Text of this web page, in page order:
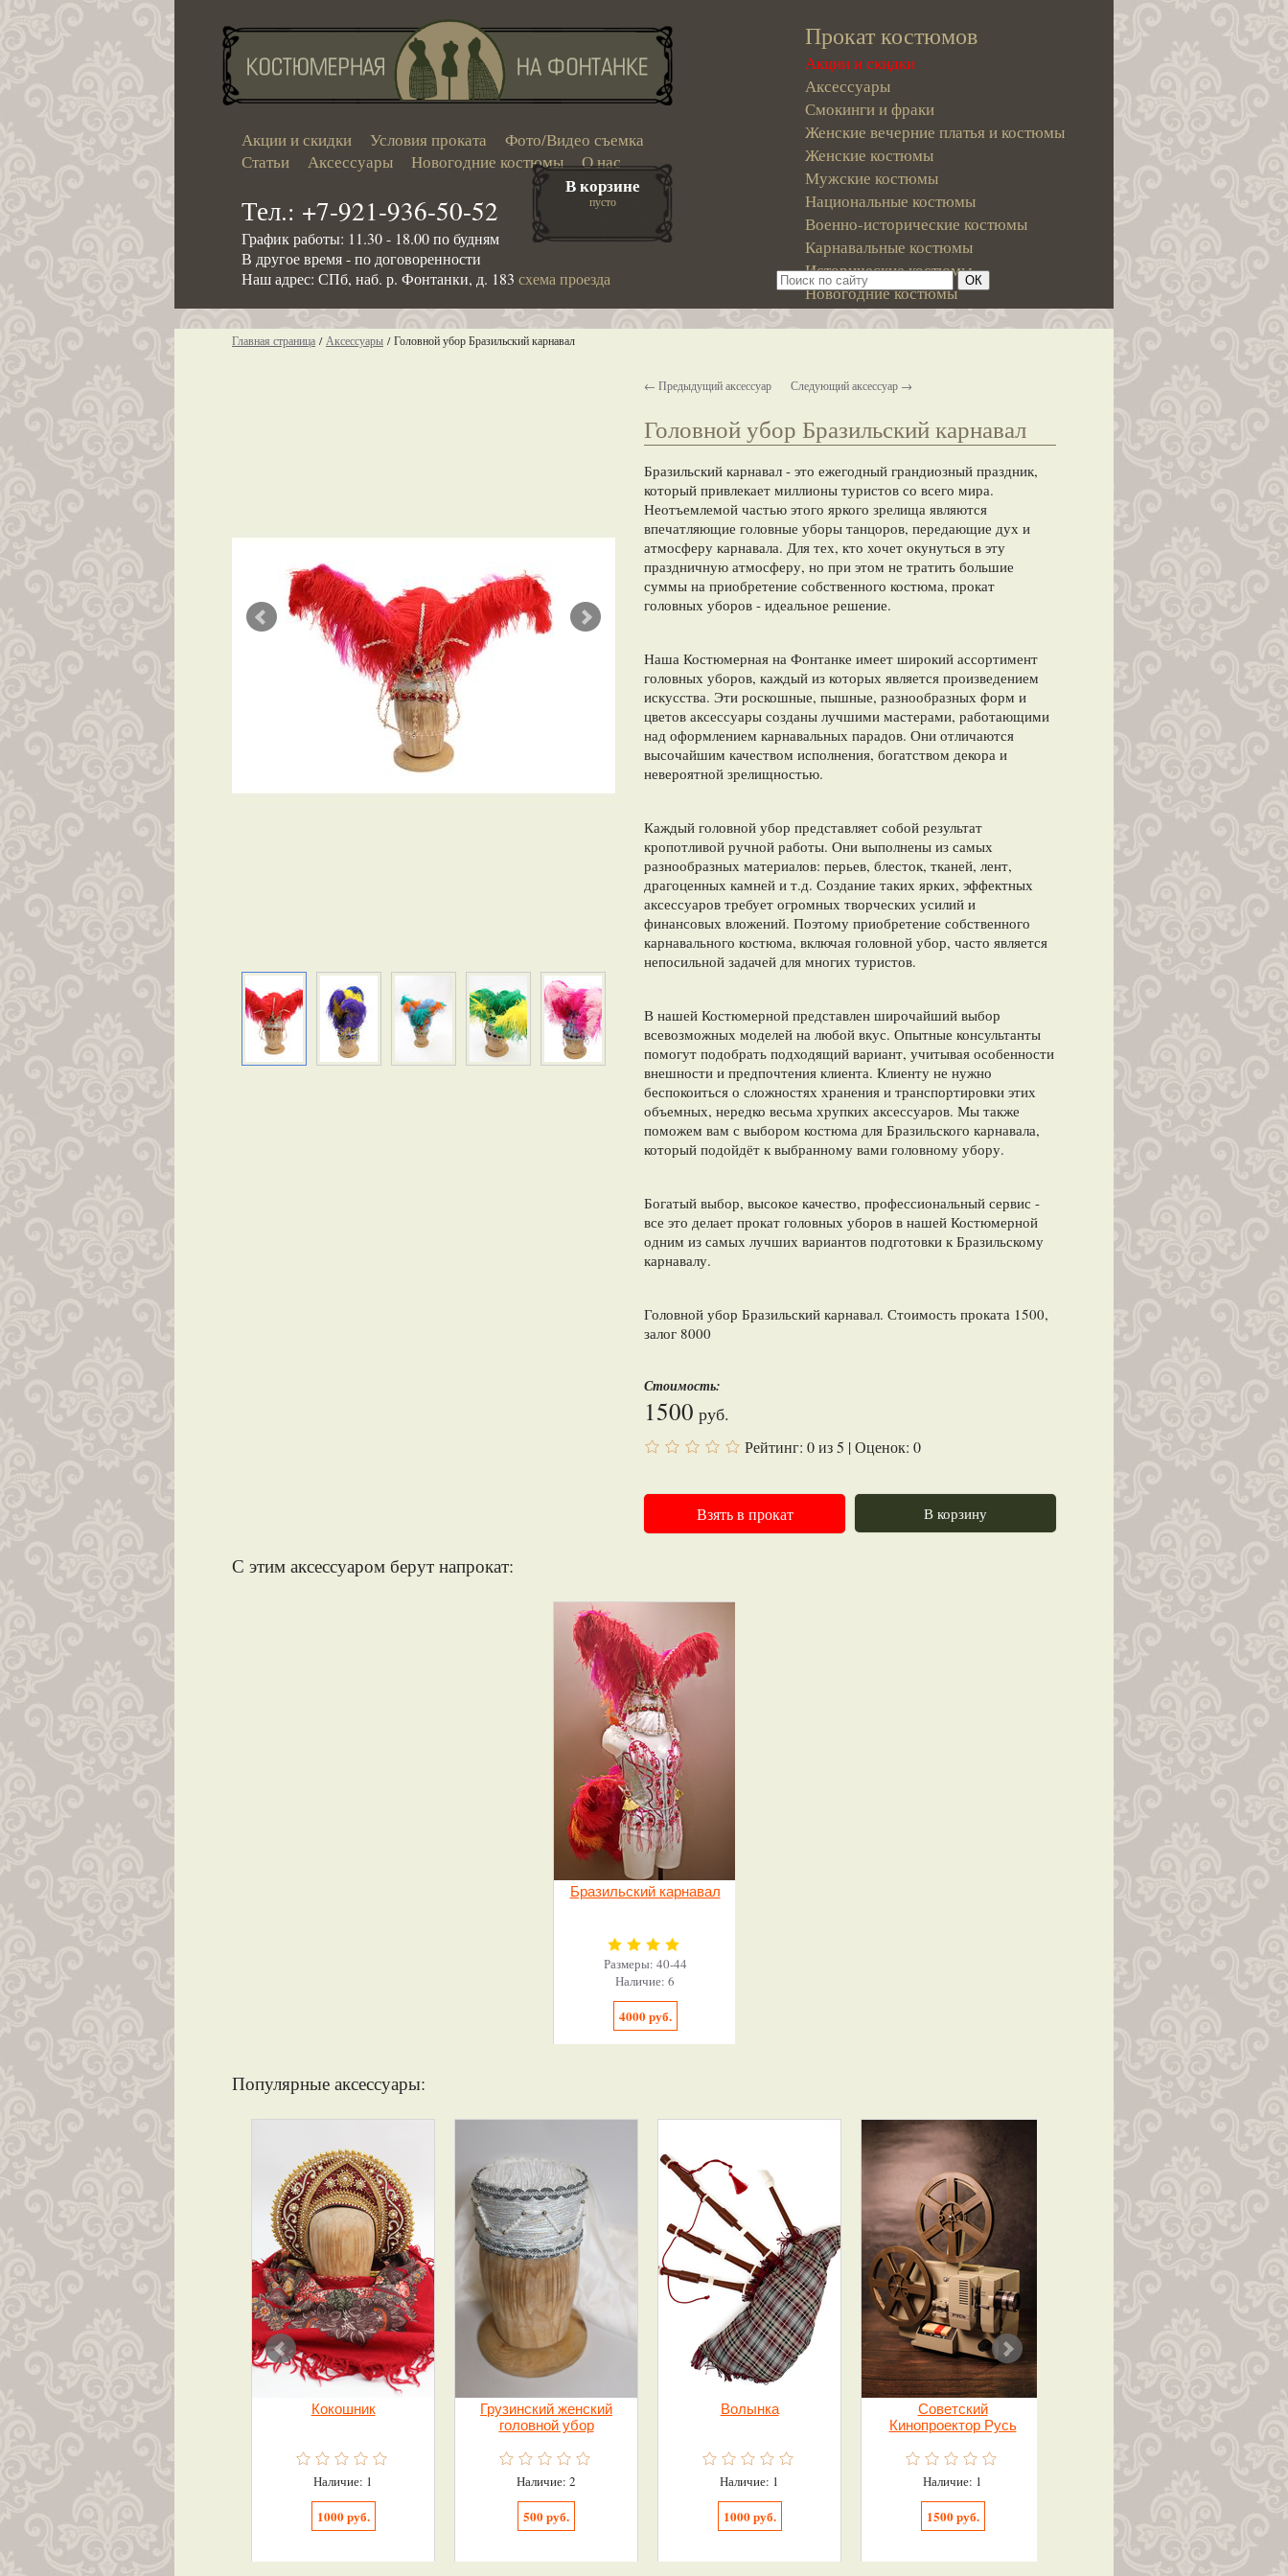
Акции и скидки Условия проката
Фото/Видео съемка
Статьи
Аксессуары Новогодние костюмы О нас
Тел.: +7-921-936-50-52
График работы: 11.30 - 18.00 по будням
В другое время - по договоренности
Наш адрес: СПб, наб. р. Фонтанки, д. 183 схема проезда
В корзине
пусто
Прокат костюмов
Акции и скидки
Аксессуары
Смокинги и фраки
Женские вечерние платья и костюмы
Женские костюмы
Мужские костюмы
Национальные костюмы
Военно-исторические костюмы
Карнавальные костюмы
Исторические костюмы
Новогодние костюмы
Главная страница / Аксессуары / Головной убор Бразильский карнавал
← Предыдущий аксессуар Следующий аксессуар →
Головной убор Бразильский карнавал
Бразильский карнавал - это ежегодный грандиозный праздник,
который привлекает миллионы туристов со всего мира.
Неотъемлемой частью этого яркого зрелища являются
впечатляющие головные уборы танцоров, передающие дух и
атмосферу карнавала. Для тех, кто хочет окунуться в эту
праздничную атмосферу, но при этом не тратить большие
суммы на приобретение собственного костюма, прокат
головных уборов - идеальное решение.
Наша Костюмерная на Фонтанке имеет широкий ассортимент
головных уборов, каждый из которых является произведением
искусства. Эти роскошные, пышные, разнообразных форм и
цветов аксессуары созданы лучшими мастерами, работающими
над оформлением карнавальных парадов. Они отличаются
высочайшим качеством исполнения, богатством декора и
невероятной зрелищностью.
Каждый головной убор представляет собой результат
кропотливой ручной работы. Они выполнены из самых
разнообразных материалов: перьев, блесток, тканей, лент,
драгоценных камней и т.д. Создание таких ярких, эффектных
аксессуаров требует огромных творческих усилий и
финансовых вложений. Поэтому приобретение собственного
карнавального костюма, включая головной убор, часто является
непосильной задачей для многих туристов.
В нашей Костюмерной представлен широчайший выбор
всевозможных моделей на любой вкус. Опытные консультанты
помогут подобрать подходящий вариант, учитывая особенности
внешности и предпочтения клиента. Клиенту не нужно
беспокоиться о сложностях хранения и транспортировки этих
объемных, нередко весьма хрупких аксессуаров. Мы также
поможем вам с выбором костюма для Бразильского карнавала,
который подойдёт к выбранному вами головному убору.
Богатый выбор, высокое качество, профессиональный сервис -
все это делает прокат головных уборов в нашей Костюмерной
одним из самых лучших вариантов подготовки к Бразильскому
карнавалу.
Головной убор Бразильский карнавал. Стоимость проката 1500,
залог 8000
Стоимость:
1500 руб.
Рейтинг: 0из5 | Оценок: 0
В корзину
Взять в прокат
С этим аксессуаром берут напрокат:
Бразильский карнавал
Размеры: 40-44
Наличие: 6
4000 руб.
Популярные аксессуары:
Кокошник
Наличие: 1
1000 руб.
Грузинский женский
головной убор
Наличие: 2
500 руб.
Волынка
Наличие: 1
1000 руб.
Советский
Кинопроектор Русь
Наличие: 1
1500 руб.
солонка)
Наличие: 1
1000 руб.